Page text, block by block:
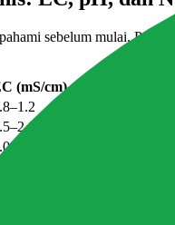
sebelum mulai.
(mS/cm)
Menurunkan EC
kualitas tekstur.